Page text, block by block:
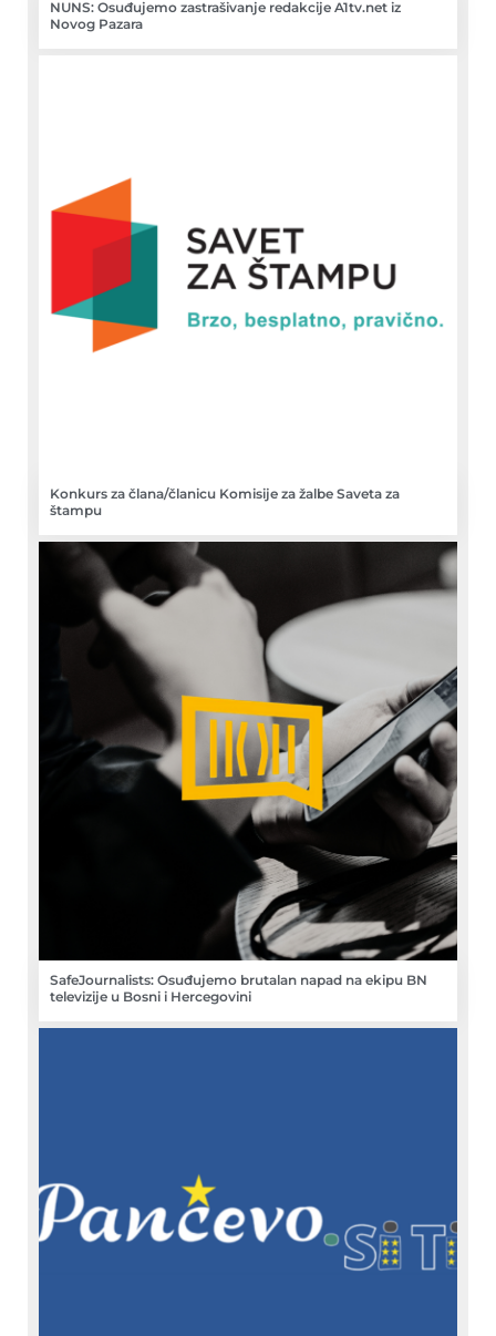
NUNS: Osuđujemo zastrašivanje redakcije A1tv.net iz
Novog Pazara
Konkurs za člana/članicu Komisije za žalbe Saveta za
štampu
SafeJournalists: Osuđujemo brutalan napad na ekipu BN
televizije u Bosni i Hercegovini